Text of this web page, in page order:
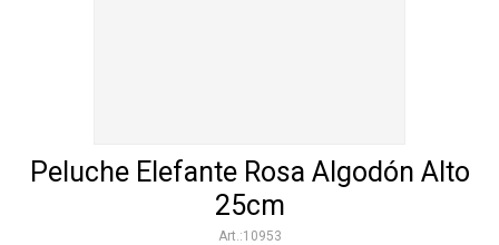
Peluche Elefante Rosa Algodón Alto
25cm
10953